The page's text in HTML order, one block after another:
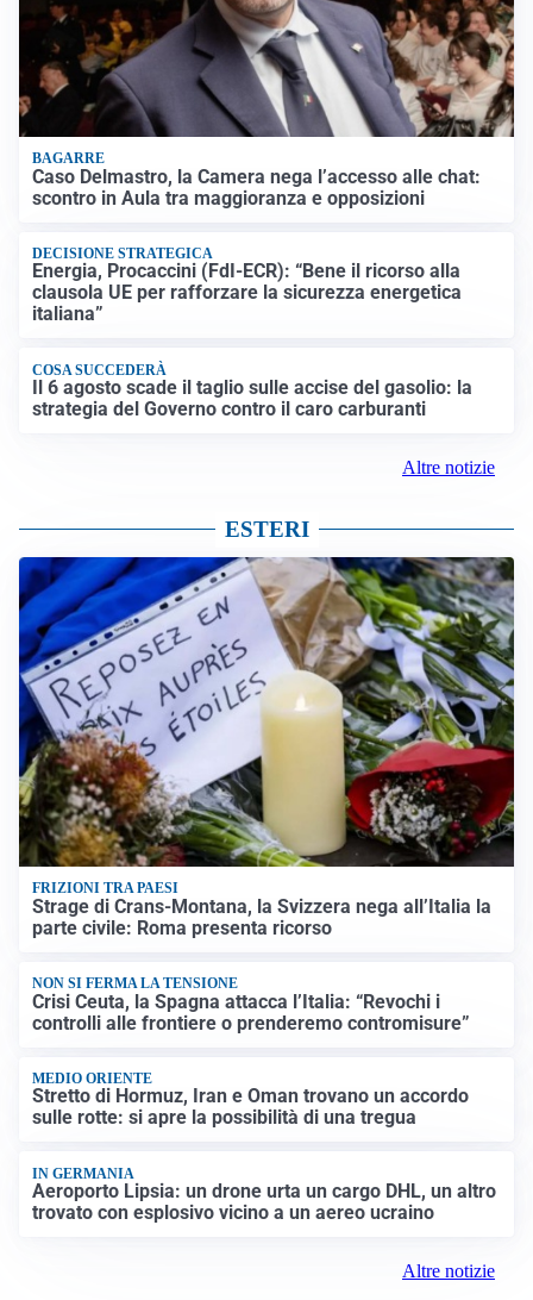
BAGARRE
Caso Delmastro, la Camera nega l’accesso alle chat:
scontro in Aula tra maggioranza e opposizioni
DECISIONE STRATEGICA
Energia, Procaccini (FdI-ECR): “Bene il ricorso alla
clausola UE per rafforzare la sicurezza energetica
italiana”
COSA SUCCEDERÀ
Il 6 agosto scade il taglio sulle accise del gasolio: la
strategia del Governo contro il caro carburanti
Altre notizie
ESTERI
FRIZIONI TRA PAESI
Strage di Crans-Montana, la Svizzera nega all’Italia la
parte civile: Roma presenta ricorso
NON SI FERMA LA TENSIONE
Crisi Ceuta, la Spagna attacca l’Italia: “Revochi i
controlli alle frontiere o prenderemo contromisure”
MEDIO ORIENTE
Stretto di Hormuz, Iran e Oman trovano un accordo
sulle rotte: si apre la possibilità di una tregua
IN GERMANIA
Aeroporto Lipsia: un drone urta un cargo DHL, un altro
trovato con esplosivo vicino a un aereo ucraino
Altre notizie